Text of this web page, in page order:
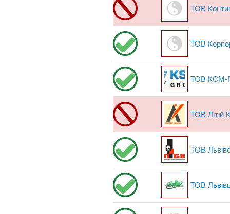
ТОВ
ТОВ
ТОВ КСМ-
ТОВ Літій
ТОВ
ТОВ